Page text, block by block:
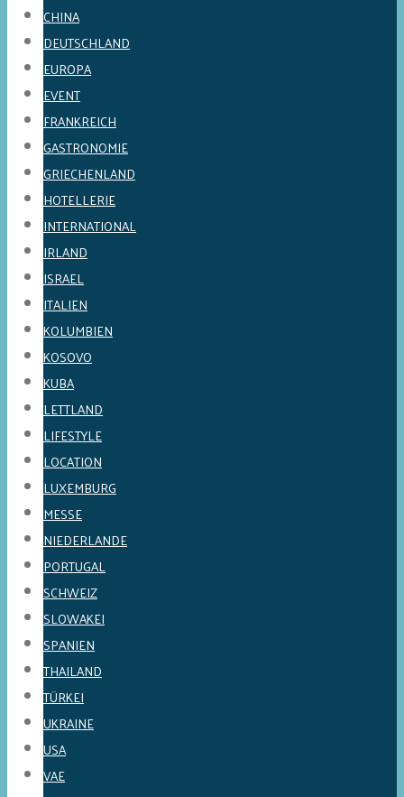
CHINA
DEUTSCHLAND
EUROPA
EVENT
FRANKREICH
GASTRONOMIE
GRIECHENLAND
HOTELLERIE
INTERNATIONAL
IRLAND
ISRAEL
ITALIEN
KOLUMBIEN
KOSOVO
KUBA
LETTLAND
LIFESTYLE
LOCATION
LUXEMBURG
MESSE
NIEDERLANDE
PORTUGAL
SCHWEIZ
SLOWAKEI
SPANIEN
THAILAND
TÜRKEI
UKRAINE
USA
VAE